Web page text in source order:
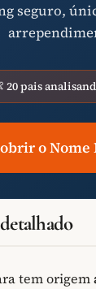
seguro,
20 pais
o
tem origem